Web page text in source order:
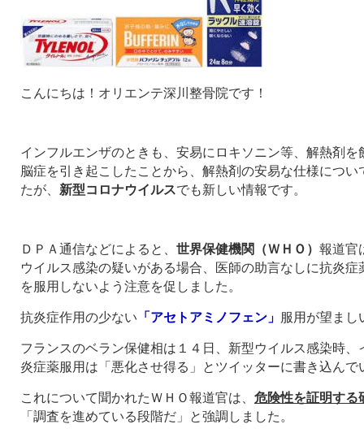
こんにちは！オリエンテ深川整骨院です！
インフルエンザのときも、安易にロキソニン等、解熱剤を
脳症を引き起こしたことから、解熱剤の安易な仕様につ
たが、 新型コロナウイルスでも新しい情報です。
ＤＰＡ通信などによると、 世界保健機関（ＷＨＯ） 報道官
ウイルス感染の疑いがある場合、医師の助言なしに抗炎症
を服用しないよう注意を促しました。
抗炎症作用の少ない 「アセトアミノフェン」 服用が望まし
フランスのベラン保健相は１４日、新型ウイルス感染時、
炎症薬服用は「悪化させ得る」とツイッターに書き込んで
これについて聞かれたＷＨＯ報道官は、 危険性を証明する
「調査を進めている段階だ」と強調しました。